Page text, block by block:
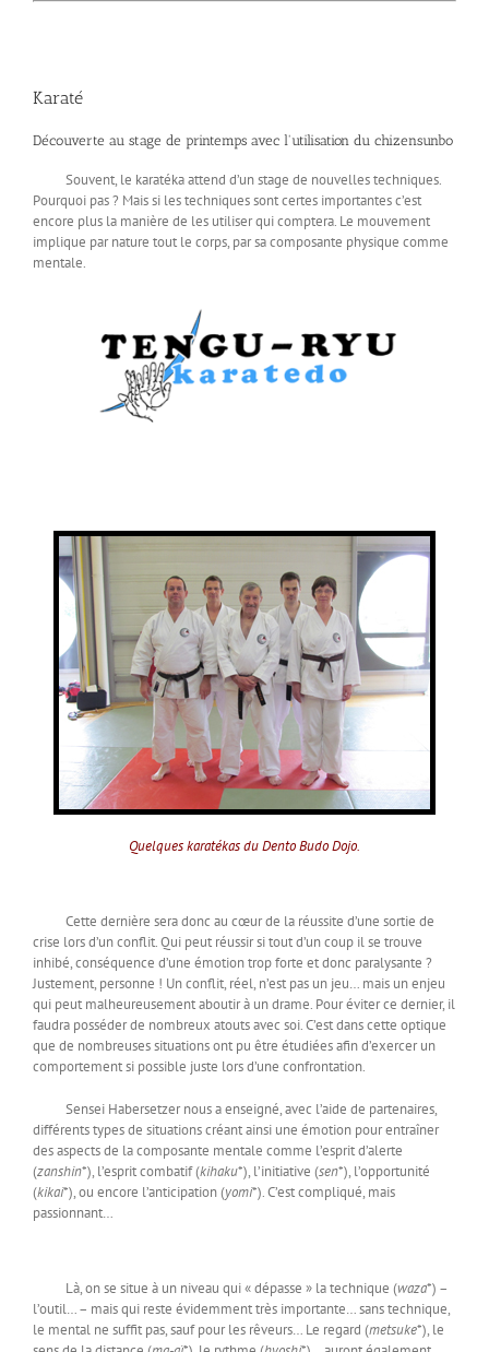
Karaté
Découverte au stage de printemps avec l'utilisation du chizensunbo
Souvent, le karatéka attend d’un stage de nouvelles techniques.
Pourquoi pas ? Mais si les techniques sont certes importantes c’est
encore plus la manière de les utiliser qui comptera. Le mouvement
implique par nature tout le corps, par sa composante physique comme
mentale.
Quelques karatékas du Dento Budo Dojo.
Cette dernière sera donc au cœur de la réussite d’une sortie de
crise lors d’un conflit. Qui peut réussir si tout d’un coup il se trouve
inhibé, conséquence d’une émotion trop forte et donc paralysante ?
Justement, personne ! Un conflit, réel, n’est pas un jeu… mais un enjeu
qui peut malheureusement aboutir à un drame. Pour éviter ce dernier, il
faudra posséder de nombreux atouts avec soi. C’est dans cette optique
que de nombreuses situations ont pu être étudiées afin d’exercer un
comportement si possible juste lors d’une confrontation.
Sensei Habersetzer nous a enseigné, avec l’aide de partenaires,
différents types de situations créant ainsi une émotion pour entraîner
des aspects de la composante mentale comme l’esprit d’alerte
(zanshin*), l’esprit combatif (kihaku*), l’initiative (sen*), l’opportunité
(kikai*), ou encore l’anticipation (yomi*). C’est compliqué, mais
passionnant…
Là, on se situe à un niveau qui « dépasse » la technique (waza*) –
l’outil… – mais qui reste évidemment très importante… sans technique,
le mental ne suffit pas, sauf pour les rêveurs… Le regard (metsuke*), le